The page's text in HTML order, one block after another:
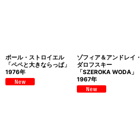
ポール・ストロイエル
「ペペと大きならっぱ」
1976年
ゾフィア＆アンドレイ・
ダロフスキー
「SZEROKA WODA」
1967年